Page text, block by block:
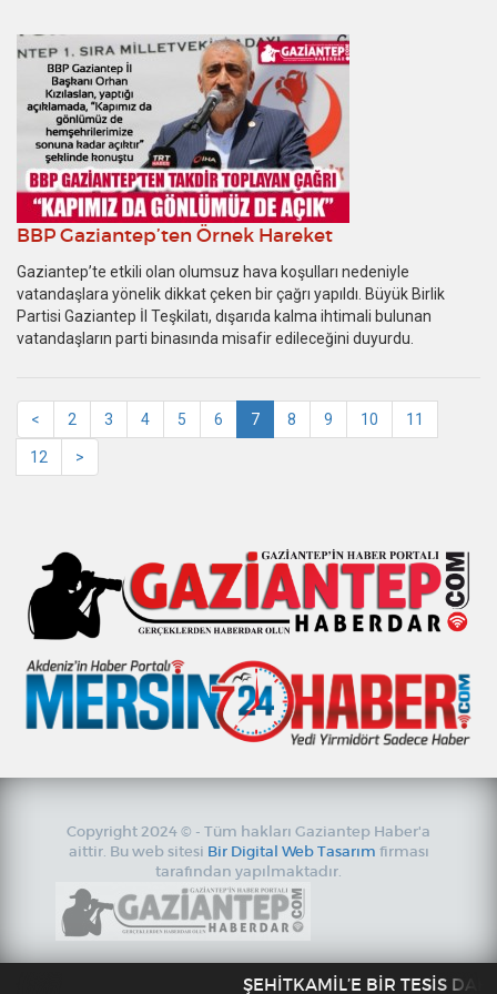
ŞEHİTKAMİL’E BİR TESİS DAHA
BBP Gaziantep’ten Örnek Hareket
Gaziantep’te etkili olan olumsuz hava koşulları nedeniyle
vatandaşlara yönelik dikkat çeken bir çağrı yapıldı. Büyük Birlik
Partisi Gaziantep İl Teşkilatı, dışarıda kalma ihtimali bulunan
vatandaşların parti binasında misafir edileceğini duyurdu.
< 2 3 4 5 6 7 8 9 10 11
12 >
Copyright 2024 © - Tüm hakları Gaziantep Haber'a
aittir. Bu web sitesi Bir Digital Web Tasarım firması
tarafından yapılmaktadır.